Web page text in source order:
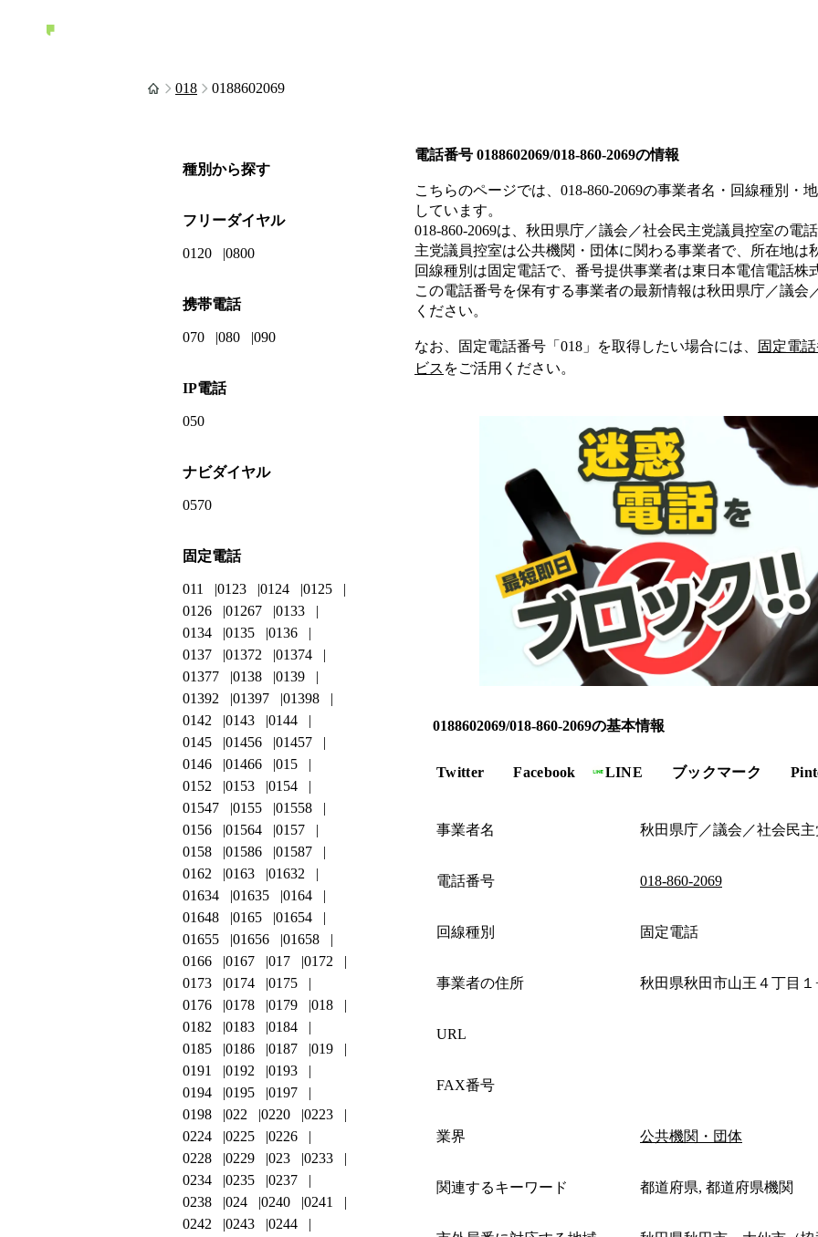
018 0188602069
電話番号 0188602069/018-860-2069の情報
こちらのページでは、 018-860-2069の事業者名・回線種別・
しています。
018-860-2069は、 秋田県庁／議会／社会民主党議員控室の電
主党議員控室は公共機関・団体に関わる事業者で、所在地は
回線種別は固定電話で、番号提供事業者は東日本電信電話株
この電話番号を保有する事業者の最新情報は秋田県庁／議会
ください。
なお、固定電話番号「 018 」を取得したい場合には、 固定電話
ビス をご活用ください。
0188602069/018-860-2069の基本情報
Twitter Facebook LINE ブックマーク
事業者名 秋田県庁／議会／社会民
電話番号 018-860-2069
回線種別 固定電話
事業者の住所 秋田県秋田市山王４丁目１
URL
FAX番号
業界 公共機関・団体
関連するキーワード 都道府県, 都道府県機関
種別から探す
フリーダイヤル
0120 0800
携帯電話
070 080 090
IP電話
050
ナビダイヤル
0570
固定電話
011 0123 0124
0125
0126
01267
0133
0134
0135
0136
0137
01372
01374
01377
0138
0139
01392
01397
01398
0142
0143
0144
0145
01456
01457
0146
01466
015
0152
0153
0154
01547
0155
01558
0156
01564
0157
0158
01586
01587
0162
0163
01632
01634
01635
0164
01648
0165
01654
01655
01656
01658
0166
0167 017
0172
0173
0174
0175
0176
0178 0179
018
0182
0183
0184
0185
0186 0187
019
0191
0192
0193
0194
0195
0197
0198
022 0220
0223
0224
0225
0226
0228
0229 023
0233
0234
0235
0237
0238
024 0240
0241
0242
0243
0244